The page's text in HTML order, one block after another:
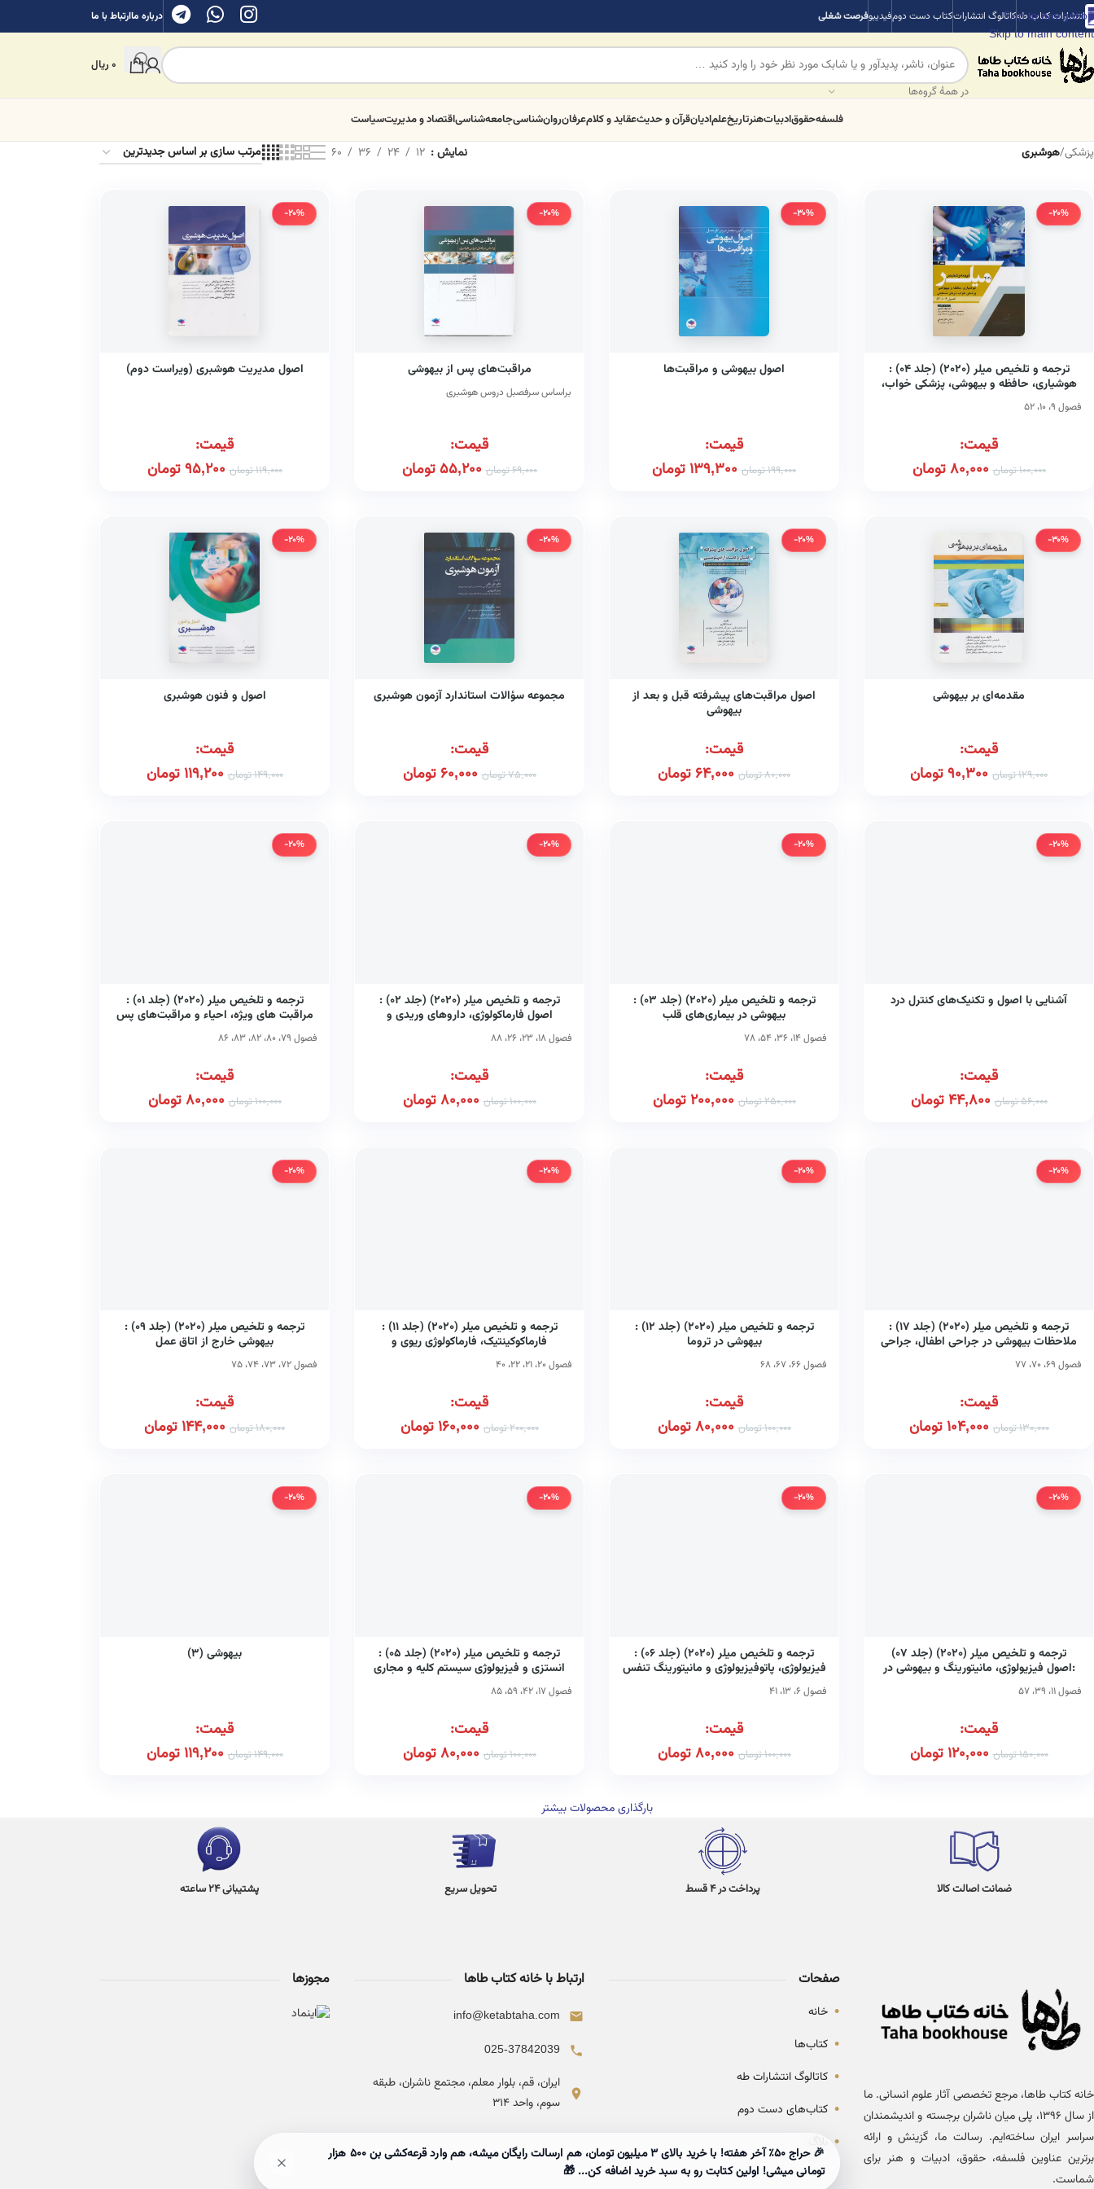
Skip to navigation
Skip to main content
انتشارات کتاب طهکاتالوگ انتشاراتکتاب دست دومفیدیبوفرصت شغلی درباره ماارتباط با ما
در همهٔ گروه‌ها
0ریال
فلسفهحقوقادبیاتهنرتاریخعلمادیانقرآن و حدیثعقاید و کلامعرفانروان‌شناسیجامعه‌شناسیاقتصاد و مدیریتسیاست
پزشکی/هوشبری نمایش 12
24
36
60
-20%
ترجمه و تلخیص میلر (۲۰۲۰) (جلد ۰۴) :
هوشیاری، حافظه و بیهوشی، پزشکی خواب،
فصول ۹، ۱۰، ۵۲
قیمت:
100,000تومان 80,000تومان
-30%
اصول بیهوشی و مراقبت‌ها
قیمت:
199,000تومان 139,300تومان
-20%
مراقبت‌های پس از بیهوشی
براساس سرفصبل دروس هوشبری
قیمت:
69,000تومان 55,200 تومان
-20%
اصول مدیریت هوشبری (ویراست دوم)
قیمت:
119,000تومان 95,200تومان
-30%
مقدمه‌ای بر بیهوشی
قیمت:
129,000تومان 90,300تومان
-20%
اصول مراقبت‌های پیشرفته قبل و بعد از
بیهوشی
قیمت:
80,000تومان 64,000 تومان
-20%
مجموعه سؤالات استاندارد آزمون هوشبری
قیمت:
75,000تومان 60,000 تومان
-20%
اصول و فنون هوشبری
قیمت:
149,000تومان 119,200تومان
-20%
آشنایی با اصول و تکنیک‌های کنترل درد
قیمت:
56,000تومان 44,800تومان
-20%
ترجمه و تلخیص میلر (۲۰۲۰) (جلد ۰۳) :
بیهوشی در بیماری‌های قلب
فصول ۱۴، ۳۶، ۵۴، ۷۸
قیمت:
250,000تومان 200,000تومان
-20%
ترجمه و تلخیص میلر (۲۰۲۰) (جلد ۰۲) :
اصول فارماکولوژی، داروهای وریدی و
مکانیسم تحویل داروها، ایمنی شغلی و سوء
مصرف مواد
فصول ۱۸، ۲۳، ۲۶، ۸۸
قیمت:
100,000تومان 80,000تومان
-20%
ترجمه و تلخیص میلر (۲۰۲۰) (جلد ۰۱) :
مراقبت های ویژه، احیاء و مراقبت‌های پس
از بیهوشی
فصول ۷۹، ۸۰، ۸۲، ۸۳، ۸۶
قیمت:
100,000تومان 80,000تومان
-20%
ترجمه و تلخیص میلر (۲۰۲۰) (جلد ۱۷) :
ملاحظات بیهوشی در جراحی اطفال، جراحی
چشم و جراحی گوش و گلو و بینی فصول ۶۹، ۷۰، ۷۷
قیمت:
130,000تومان 104,000تومان
-20%
ترجمه و تلخیص میلر (۲۰۲۰) (جلد ۱۲) :
بیهوشی در تروما
فصول ۶۶، ۶۷، ۶۸
قیمت:
100,000تومان 80,000تومان
-20%
ترجمه و تلخیص میلر (۲۰۲۰) (جلد ۱۱) :
فارماکوکینتیک، فارماکولوژی ریوی و
سیستم‌های تحویل هوشبرهای استنشاقی،فصول ۲۰، ۲۱، ۲۲، ۴۰
قیمت:
200,000تومان 160,000تومان
-20%
ترجمه و تلخیص میلر (۲۰۲۰) (جلد ۰۹) :
بیهوشی خارج از اتاق عمل
فصول ۷۲، ۷۳، ۷۴، ۷۵
قیمت:
180,000تومان 144,000تومان
-20%
ترجمه و تلخیص میلر (۲۰۲۰) (جلد ۰۷)
:‌اصول فیزیولوژی، مانیتورینگ و بیهوشی در
جراحی‌های اعصاب
فصول ۱۱، ۳۹، ۵۷
قیمت:
150,000تومان 120,000تومان
-20%
ترجمه و تلخیص میلر (۲۰۲۰) (جلد ۰۶) :
فیزیولوژی، پاتوفیزیولوژی و مانیتورینگ تنفس
فصول ۶، ۱۳، ۴۱
قیمت:
100,000تومان 80,000تومان
-20%
ترجمه و تلخیص میلر (۲۰۲۰) (جلد ۰۵) :
انستزی و فیزیولوژی سیستم کلیه و مجاری
فصول ۱۷، ۴۲، ۵۹، ۸۵
قیمت:
100,000تومان 80,000تومان
-20%
بیهوشی (۳)
قیمت:
149,000تومان 119,200تومان
بارگذاری محصولات بیشتر
ضمانت اصالت کالا پرداخت در 4 قسط تحویل سریع پشتیبانی 24 ساعته
خانه کتاب طاها، مرجع تخصصی آثار علوم انسانی. ما
از سال ۱۳۹۶، پلی میان ناشران برجسته و اندیشمندان
سراسر ایران ساخته‌ایم. رسالت ما، گزینش و ارائه
برترین عناوین فلسفه، حقوق، ادبیات و هنر برای
شماست.
صفحات
• خانه
• کتاب‌ها
• کاتالوگ انتشارات طه
• کتاب‌های دست دوم
•
ارتباط با خانه کتاب طاها
info@ketabtaha.com
025-37842039
ایران، قم، بلوار معلم، مجتمع ناشران، طبقه
سوم، واحد ۳۱۴
مجوزها
🎉 حراج ۵۰٪ آخر هفته! با خرید بالای 3 میلیون تومان، هم ارسالت رایگان میشه، هم وارد قرعه‌کشی بن ۵۰۰ هزار
تومانی میشی! اولین کتابت رو به سبد خرید اضافه کن... 🎁